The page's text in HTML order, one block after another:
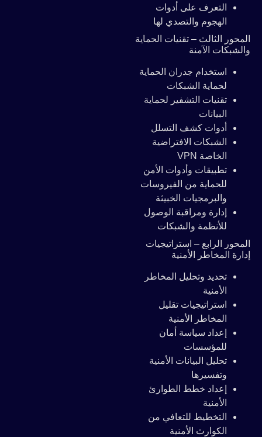
التعرف على أدوات
الهجوم والتصدي لها
الثالث – تقنيات الحماية
الآمنة
استخدام جدران الحماية
لحماية الشبكات
تقنيات التشفير لحماية
البيانات
أدوات كشف التسلل
الشبكات الافتراضية
الخاصة VPN
تطبيقات وأدوات الأمن
للحماية من الفيروسات
والبرمجيات الخبيثة
إدارة ومراقبة الوصول
للأنظمة والشبكات
الرابع – استراتيجيات
المخاطر الأمنية
تحديد وتحليل المخاطر
الأمنية
استراتيجيات تقليل
المخاطر الأمنية
إعداد سياسة أمان
للمؤسسات
تحليل البيانات الأمنية
وتفسيرها
إعداد خطط الطوارئ
الأمنية
التخطيط للتعافي من
الكوارث الأمنية